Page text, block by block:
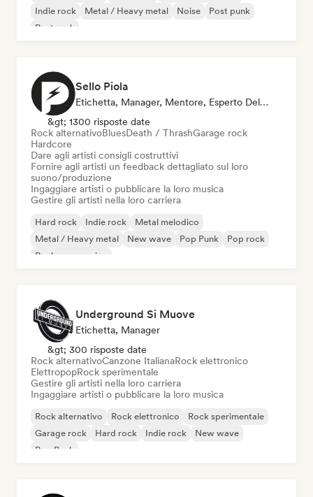
Indie rock
Metal / Heavy metal Noise
Post punk
Post rock
Sello Piola
Etichetta, Manager, Mentore, Esperto Del Suono
&gt; 1300 risposte date
Rock alternativoBluesDeath / ThrashGarage rock
Hardcore
Dare agli artisti consigli costruttivi
Fornire agli artisti un feedback dettagliato sul loro
suono/produzione
Ingaggiare artisti o pubblicare la loro musica
Gestire gli artisti nella loro carriera
Hard rock Indie rock
Metal melodico
Metal / Heavy metal
New wave Pop Punk
Pop rock
Rock progressivo
Underground Si Muove
Etichetta, Manager
&gt; 300 risposte date
Rock alternativoCanzone ItalianaRock elettronico
ElettropopRock sperimentale
Gestire gli artisti nella loro carriera
Ingaggiare artisti o pubblicare la loro musica
Rock alternativo Rock elettronico
Rock sperimentale
Garage rock
Hard rock Indie rock
New wave
Pop Punk